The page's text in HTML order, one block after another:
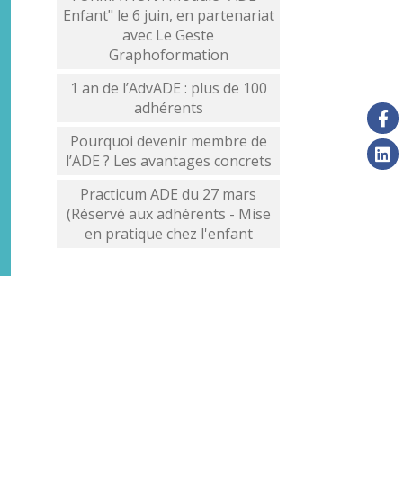
Enfant" le 6 juin, en partenariat
avec Le Geste
Graphoformation
1 an de l’AdvADE : plus de 100
adhérents
Pourquoi devenir membre de
l’ADE ? Les avantages concrets
Practicum ADE du 27 mars
(Réservé aux adhérents - Mise
en pratique chez l'enfant